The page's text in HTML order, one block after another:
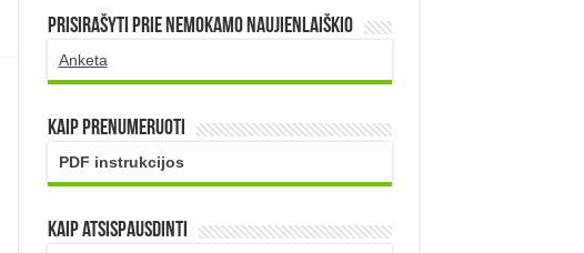
Prisirašyti prie nemokamo naujienlaiškio
Anketa
Kaip prenumeruoti
PDF instrukcijos
Kaip atsispausdinti